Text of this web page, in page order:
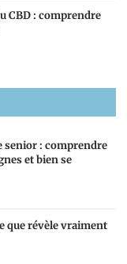
CBD : comprendre
senior : comprendre
et bien se
que révèle vraiment